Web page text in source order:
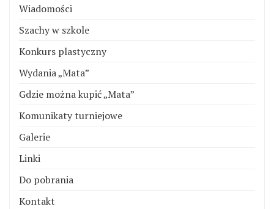
Wiadomości
Szachy w szkole
Konkurs plastyczny
Wydania „Mata”
Gdzie można kupić „Mata”
Komunikaty turniejowe
Galerie
Linki
Do pobrania
Kontakt